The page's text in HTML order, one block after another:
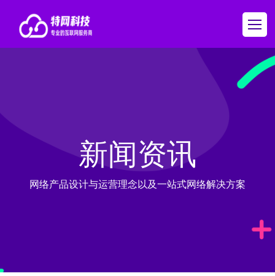
新闻资讯
网络产品设计与运营理念以及一站式网络解决方案